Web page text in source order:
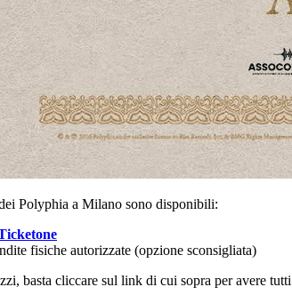
Polyphia a Milano sono disponibili:
fisiche autorizzate (opzione sconsigliata)
basta cliccare sul link di cui sopra per avere